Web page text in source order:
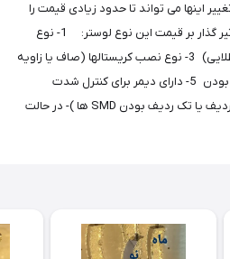
اینها می تواند تا حدود زیادی قیمت را
تغییر دهد. آیتمهای مهم و تاثیر گذار بر قیمت این نوع لوستر: 1- نوع
ورق استیل 2- رنگ ورق (نقره یا طلایی) 3- نوع نصب کریستالها (صاف یا زاویه
دار) 4- دارا یا بدون ریموت کنترل بودن 5- دارای دیمر برای کنترل شدت
روشنایی 6- شدت روشنایی (دو ردیف یا تک ردیف بودن SMD ها )- در حالت